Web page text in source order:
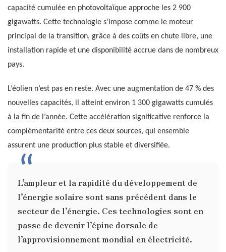
capacité cumulée en photovoltaïque approche les 2 900
gigawatts. Cette technologie s’impose comme le moteur
principal de la transition, grâce à des coûts en chute libre, une
installation rapide et une disponibilité accrue dans de nombreux
pays.
L’éolien n’est pas en reste. Avec une augmentation de 47 % des
nouvelles capacités, il atteint environ 1 300 gigawatts cumulés
à la fin de l’année. Cette accélération significative renforce la
complémentarité entre ces deux sources, qui ensemble
assurent une production plus stable et diversifiée.
L’ampleur et la rapidité du développement de
l’énergie solaire sont sans précédent dans le
secteur de l’énergie. Ces technologies sont en
passe de devenir l’épine dorsale de
l’approvisionnement mondial en électricité.